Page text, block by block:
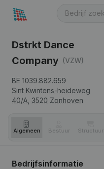
Dstrkt Dance
Company (VZW)
BE 1039.882.659
Sint Kwintens-heideweg
40/A, 3520 Zonhoven
Algemeen Bestuur Structuur
Bedrijfsinformatie